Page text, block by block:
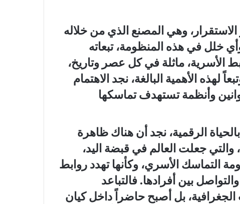
وهي المصنع الذي من خلاله
خلل في هذه المنظومة، تبعاته
الأسرية، ماثلة في كل عصر وتاريخ،
الأهمية البالغة، نجد الاهتمام
وأنظمة تستهدف تماسكها
الرقمية، نجد أن هناك ظاهرة
والتي جعلت العالم في قبضة اليد،
الأسري، وكأنها تهدد روابط
بين أفرادها. فالتباعد
بل أصبح حاضراً داخل كيان